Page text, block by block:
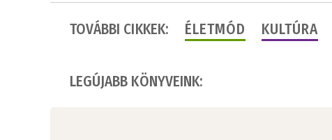
TOVÁBBI CIKKEK: ÉLETMÓD KULTÚRA
LEGÚJABB KÖNYVEINK: